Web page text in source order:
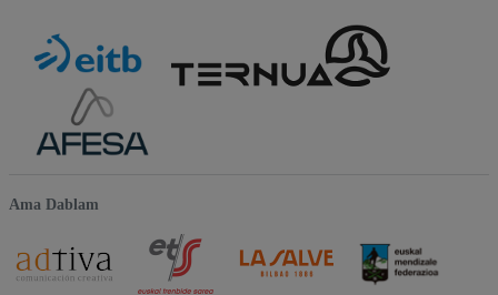
Ama Dablam